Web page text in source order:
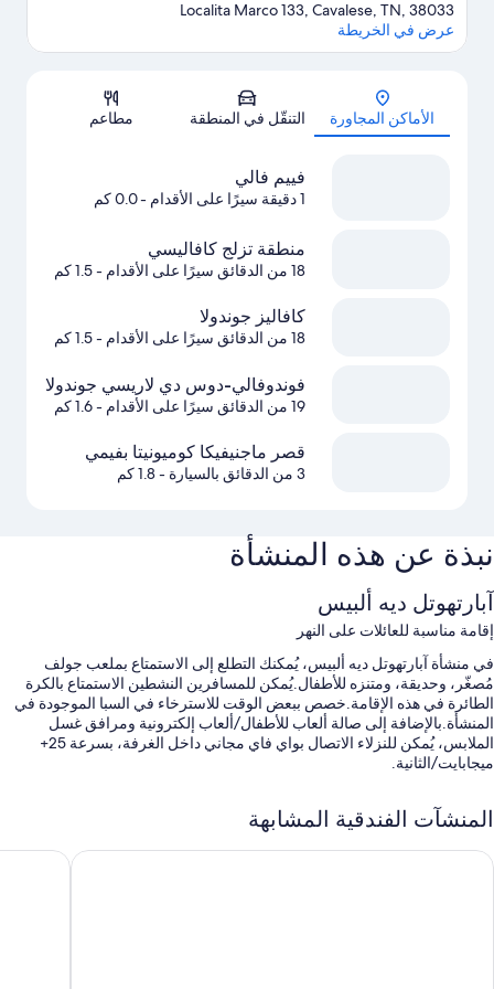
الخريطة
Localita Marco 133, Cavalese, TN, 38033
عرض في الخريطة
الأماكن المجاورة التنقّل في المنطقة مطاعم
فييم فالي
1 دقيقة سيرًا على الأقدام - 0.0 كم
منطقة تزلج كافاليسي
18 من الدقائق سيرًا على الأقدام - 1.5 كم
كافاليز جوندولا
18 من الدقائق سيرًا على الأقدام - 1.5 كم
فوندوفالي-دوس دي لاريسي جوندولا
19 من الدقائق سيرًا على الأقدام - 1.6 كم
قصر ماجنيفيكا كوميونيتا بفيمي
3 من الدقائق بالسيارة - 1.8 كم
نبذة عن هذه المنشأة
آبارتهوتل ديه ألبيس
إقامة مناسبة للعائلات على النهر
في منشأة آبارتهوتل ديه ألبيس، يُمكنك التطلع إلى الاستمتاع بملعب جولف
مُصغّر، وحديقة، ومتنزه للأطفال.يُمكن للمسافرين النشطين الاستمتاع بالكرة
الطائرة في هذه الإقامة.خصص ببعض الوقت للاسترخاء في السبا الموجودة في
المنشأة.بالإضافة إلى صالة ألعاب للأطفال/ألعاب إلكترونية ومرافق غسل
الملابس، يُمكن للنزلاء الاتصال بواي فاي مجاني داخل الغرفة، بسرعة 25+
ميجابايت/الثانية.
حمام سباحة مغطى وحمام سباحة للأطفال، مع مقاعد للتشمس
صف السيارة بمعرفة النزيل مجانًا، بالإضافة إلى صف السيارة لمدة طويلة
المنشآت الفندقية المشابهة
ريزيدانس لاجوراي